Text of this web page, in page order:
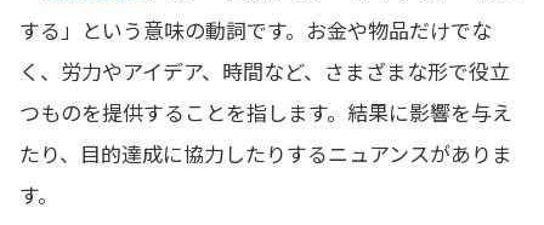
する」という意味の動詞です。お金や物品だけでな
く、労力やアイデア、時間など、さまざまな形で役立
つものを提供することを指します。結果に影響を与え
たり、目的達成に協力したりするニュアンスがありま
す。